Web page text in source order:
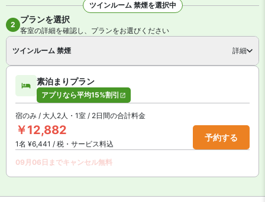
ツインルーム 禁煙を選択中
2 プランを選択
客室の詳細を確認し、プランをお選びください
ツインルーム 禁煙 詳細
素泊まりプラン
アプリなら平均15%割引
宿のみ / 大人2人・1室 / 2日間の合計料金
￥12,882
1名 ¥6,441 / 税・サービス料込
予約する
09月06日までキャンセル無料